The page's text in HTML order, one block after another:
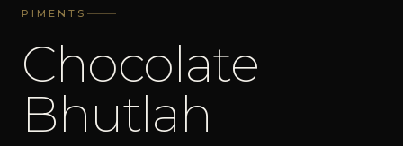
PIMENTS
Chocolate
Bhutlah